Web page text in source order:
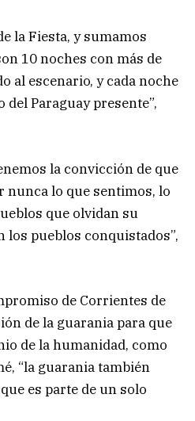
la Fiesta, y sumamos
10 noches con más de
al escenario, y cada noche
Paraguay presente”,
la convicción de que
nunca lo que sentimos, lo
que olvidan su
pueblos conquistados”,
de Corrientes de
de la guarania para que
de la humanidad, como
“la guarania también
es parte de un solo